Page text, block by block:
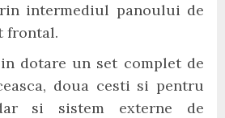
intermediul panoului de
frontal.
dotare un set complet de
doua cesti si pentru
si sistem externe de